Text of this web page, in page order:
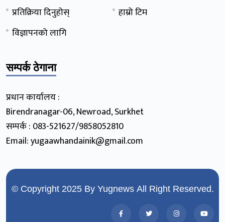
प्रतिक्रिया दिनुहोस्
हाम्रो टिम
विज्ञापनको लागि
सम्पर्क ठेगाना
प्रधान कार्यालय :
Birendranagar-06, Newroad, Surkhet
सम्पर्क : 083-521627/9858052810
Email: yugaawhandainik@gmail.com
© Copyright 2025 By YugnewsAll Right Reserved.